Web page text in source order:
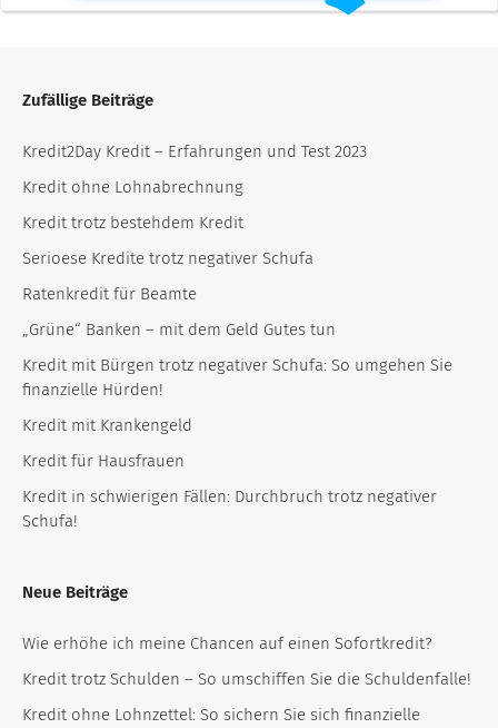
Zufällige Beiträge
Kredit2Day Kredit – Erfahrungen und Test 2023
Kredit ohne Lohnabrechnung
Kredit trotz bestehdem Kredit
Serioese Kredite trotz negativer Schufa
Ratenkredit für Beamte
„Grüne“ Banken – mit dem Geld Gutes tun
Kredit mit Bürgen trotz negativer Schufa: So umgehen Sie
finanzielle Hürden!
Kredit mit Krankengeld
Kredit für Hausfrauen
Kredit in schwierigen Fällen: Durchbruch trotz negativer
Schufa!
Neue Beiträge
Wie erhöhe ich meine Chancen auf einen Sofortkredit?
Kredit trotz Schulden – So umschiffen Sie die Schuldenfalle!
Kredit ohne Lohnzettel: So sichern Sie sich finanzielle